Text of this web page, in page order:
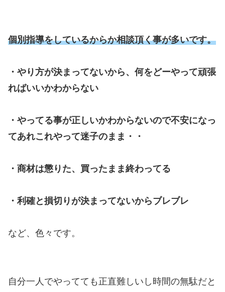
個別指導をしているからか相談頂く事が多いです。
・やり方が決まってないから、何をどーやって頑張
ればいいかわからない
・やってる事が正しいかわからないので不安になっ
てあれこれやって迷子のまま・・
・商材は懲りた、買ったまま終わってる
・利確と損切りが決まってないからブレブレ
など、色々です。
自分一人でやってても正直難しいし時間の無駄だと